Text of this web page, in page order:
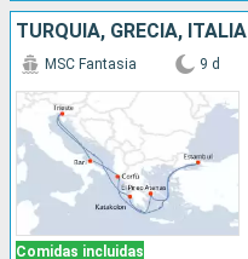
TURQUÍA, GRECIA, ITALIA
Comidas incluidas
MSC Fantasia 9 d